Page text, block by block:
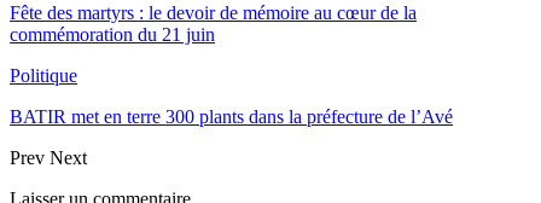
Fête des martyrs : le devoir de mémoire au cœur de la
commémoration du 21 juin
Politique
BATIR met en terre 300 plants dans la préfecture de l’Avé
Prev Next
Laisser un commentaire